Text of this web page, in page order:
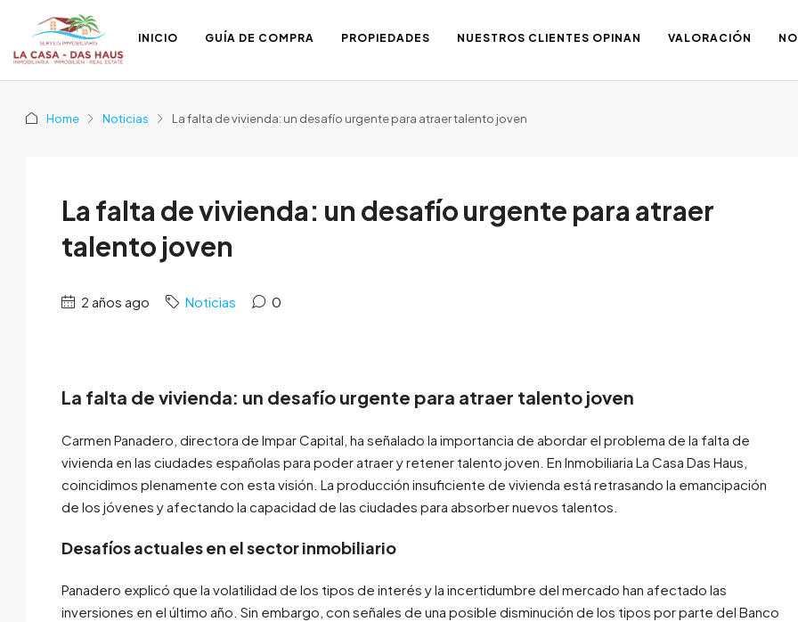
INICIO GUÍA DE COMPRA PROPIEDADES NUESTROS CLIENTES OPINAN VALORACIÓN
Home Noticias La falta de vivienda: un desafío urgente para atraer talento joven
La falta de vivienda: un desafío urgente para atraer
talento joven
2 años ago Noticias 0
La falta de vivienda: un desafío urgente para atraer talento joven
Carmen Panadero, directora de Impar Capital, ha señalado la importancia de abordar el problema de la falta de
vivienda en las ciudades españolas para poder atraer y retener talento joven. En Inmobiliaria La Casa Das Haus,
coincidimos plenamente con esta visión. La producción insuficiente de vivienda está retrasando la emancipación
de los jóvenes y afectando la capacidad de las ciudades para absorber nuevos talentos.
Desafíos actuales en el sector inmobiliario
Panadero explicó que la volatilidad de los tipos de interés y la incertidumbre del mercado han afectado las
inversiones en el último año. Sin embargo, con señales de una posible disminución de los tipos por parte del Banco